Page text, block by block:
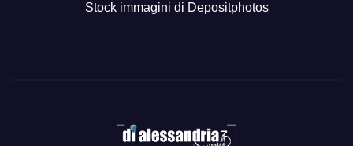
Stock immagini di Depositphotos